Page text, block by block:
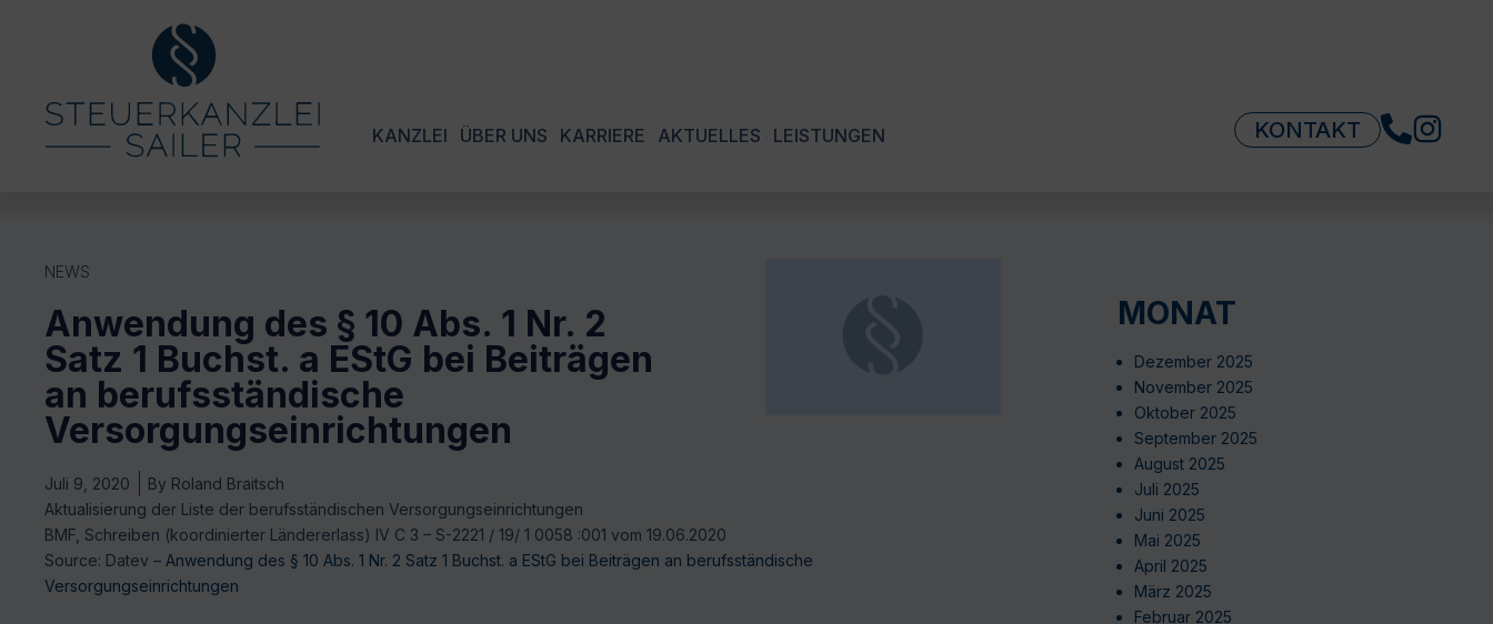
KANZLEI ÜBER UNS KARRIERE AKTUELLES LEISTUNGEN KONTAKT
NEWS
Anwendung des § 10 Abs. 1 Nr. 2
Satz 1 Buchst. a EStG bei Beiträgen
an berufsständische
Versorgungseinrichtungen
Juli 9, 2020 By Roland Braitsch
Aktualisierung der Liste der berufsständischen Versorgungseinrichtungen
BMF, Schreiben (koordinierter Ländererlass) IV C 3 – S-2221 / 19/ 1 0058 :001 vom 19.06.2020
Source: Datev – Anwendung des § 10 Abs. 1 Nr. 2 Satz 1 Buchst. a EStG bei Beiträgen an berufsständische
Versorgungseinrichtungen
MONAT
Dezember 2025
November 2025
Oktober 2025
September 2025
August 2025
Juli 2025
Juni 2025
Mai 2025
April 2025
März 2025
Februar 2025